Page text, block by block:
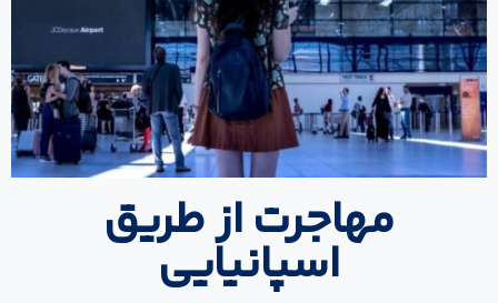
مهاجرت از طریق
اسپانیایی